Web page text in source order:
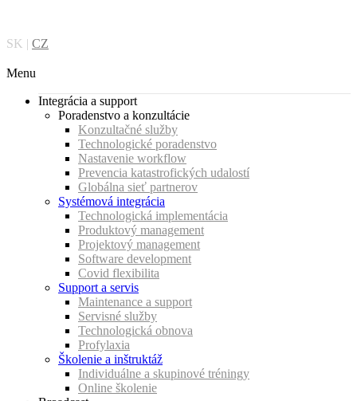
obsah
SK | CZ
Menu
Integrácia a support
Poradenstvo a konzultácie
Konzultačné služby
Technologické poradenstvo
Nastavenie workflow
Prevencia katastrofických udalostí
Globálna sieť partnerov
Systémová integrácia
Technologická implementácia
Produktový management
Projektový management
Software development
Covid flexibilita
Support a servis
Maintenance a support
Servisné služby
Technologická obnova
Profylaxia
Školenie a inštruktáž
Individuálne a skupinové tréningy
Online školenie